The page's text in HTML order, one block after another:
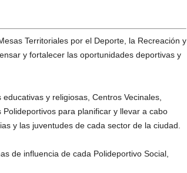
Territoriales por el Deporte, la Recreación y
y fortalecer las oportunidades deportivas y
y religiosas, Centros Vecinales,
para planificar y llevar a cabo
y las juventudes de cada sector de la ciudad.
de influencia de cada Polideportivo Social,